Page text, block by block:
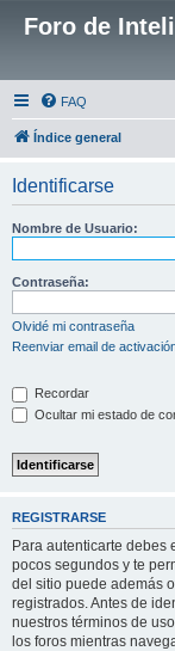
Foro de
FAQ
Índice general
Identificarse
Nombre de Usuario:
Contraseña:
Olvidé mi contraseña
Reenviar email de
Recordar
Ocultar mi estado de
REGISTRARSE
Para autenticarte debes
pocos segundos y te
del sitio puede además
registrados. Antes de
nuestros términos de
los foros mientras